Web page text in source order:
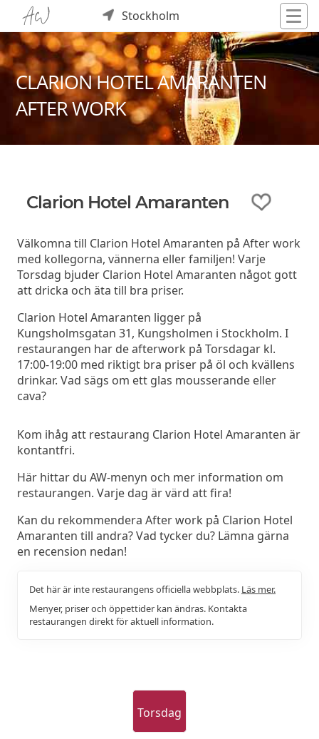
Stockholm
CLARION HOTEL AMARANTEN
AFTER WORK
Clarion Hotel Amaranten
Välkomna till Clarion Hotel Amaranten på After work
med kollegorna, vännerna eller familjen! Varje
Torsdag bjuder Clarion Hotel Amaranten något gott
att dricka och äta till bra priser.
Clarion Hotel Amaranten ligger på
Kungsholmsgatan 31, Kungsholmen i Stockholm. I
restaurangen har de afterwork på Torsdagar kl.
17:00-19:00 med riktigt bra priser på öl och kvällens
drinkar. Vad sägs om ett glas mousserande eller
cava?
Kom ihåg att restaurang Clarion Hotel Amaranten är
kontantfri.
Här hittar du AW-menyn och mer information om
restaurangen. Varje dag är värd att fira!
Kan du rekommendera After work på Clarion Hotel
Amaranten till andra? Vad tycker du? Lämna gärna
en recension nedan!
Det här är inte restaurangens officiella webbplats. Läs mer.
Menyer, priser och öppettider kan ändras. Kontakta
restaurangen direkt för aktuell information.
Torsdag